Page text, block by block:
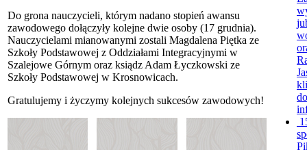
Do grona nauczycieli, którym nadano stopień awansu
zawodowego dołączyły kolejne dwie osoby (17 grudnia).
Nauczycielami mianowanymi zostali Magdalena Piętka ze
Szkoły Podstawowej z Oddziałami Integracyjnymi w
Szalejowe Górnym oraz ksiądz Adam Łyczkowski ze
Szkoły Podstawowej w Krosnowicach.
Gratulujemy i życzymy kolejnych sukcesów zawodowych!